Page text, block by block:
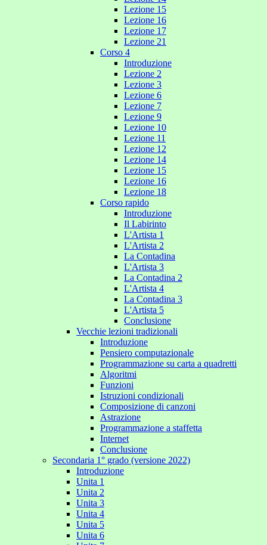
Lezione 15
Lezione 16
Lezione 17
Lezione 21
Corso 4
Introduzione
Lezione 2
Lezione 3
Lezione 6
Lezione 7
Lezione 9
Lezione 10
Lezione 11
Lezione 12
Lezione 14
Lezione 15
Lezione 16
Lezione 18
Corso rapido
Introduzione
Il Labirinto
L'Artista 1
L'Artista 2
La Contadina
L'Artista 3
La Contadina 2
L'Artista 4
La Contadina 3
L'Artista 5
Conclusione
Vecchie lezioni tradizionali
Introduzione
Pensiero computazionale
Programmazione su carta a quadretti
Algoritmi
Funzioni
Istruzioni condizionali
Composizione di canzoni
Astrazione
Programmazione a staffetta
Internet
Conclusione
Secondaria 1° grado (versione 2022)
Introduzione
Unita 1
Unita 2
Unita 3
Unita 4
Unita 5
Unita 6